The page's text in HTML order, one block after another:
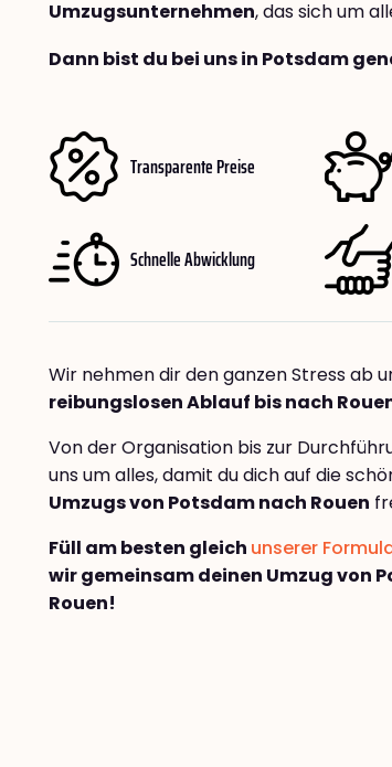
Umzugsunternehmen, das sich um
Dann bist du bei uns in Potsdam
Transparente Preise
Schnelle Abwicklung
Wir nehmen dir den ganzen Stress ab
reibungslosen Ablauf bis nach
Von der Organisation bis zur
uns um alles, damit du dich auf die
Umzugs von Potsdam nach Rouen
Füll am besten gleich unserer
wir gemeinsam deinen Umzug von
Rouen!